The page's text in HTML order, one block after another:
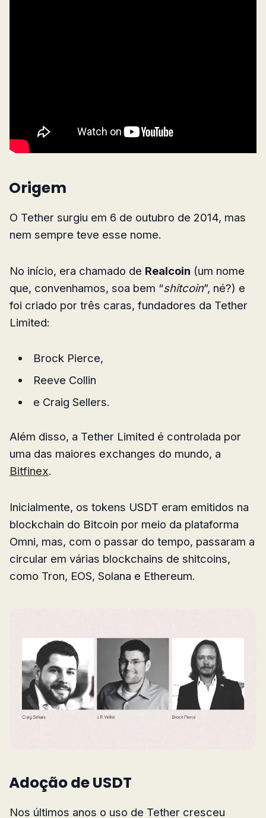
Origem
O Tether surgiu em 6 de outubro de 2014, mas
nem sempre teve esse nome.
No início, era chamado de Realcoin (um nome
que, convenhamos, soa bem “shitcoin”, né?) e
foi criado por três caras, fundadores da Tether
Limited:
Brock Pierce,
Reeve Collin
e Craig Sellers.
Além disso, a Tether Limited é controlada por
uma das maiores exchanges do mundo, a
Bitfinex.
Inicialmente, os tokens USDT eram emitidos na
blockchain do Bitcoin por meio da plataforma
Omni, mas, com o passar do tempo, passaram a
circular em várias blockchains de shitcoins,
como Tron, EOS, Solana e Ethereum.
Adoção de USDT
Nos últimos anos o uso de Tether cresceu